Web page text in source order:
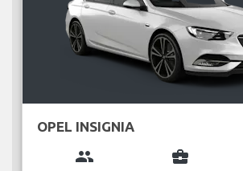
OPEL INSIGNIA
group business_center